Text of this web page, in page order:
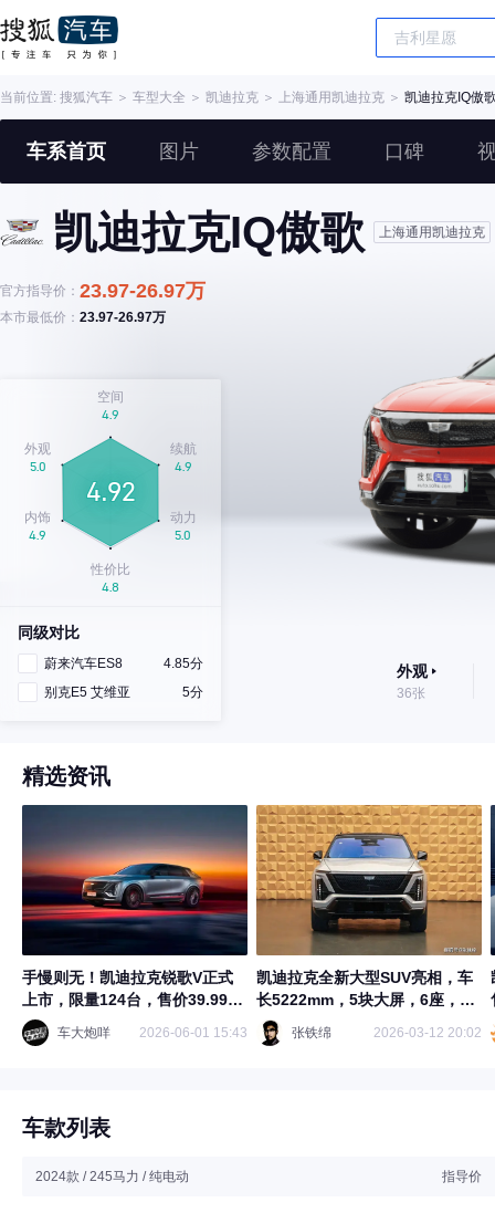
当前位置: 搜狐汽车 ＞ 车型大全 ＞ 凯迪拉克 ＞ 上海通用凯迪拉克 ＞ 凯迪拉克IQ傲
车系首页 图片 参数配置 口碑
凯迪拉克IQ傲歌 上海通用凯迪拉克
官方指导价： 23.97-26.97万
本市最低价： 23.97-26.97万
同级对比
蔚来汽车ES8
4.85分
别克E5 艾维亚
5分
外观
36张
精选资讯
手慢则无！凯迪拉克锐歌V正式
上市，限量124台，售价39.99万
元
车大炮咩 2026-06-01 15:43
凯迪拉克全新大型SUV亮相，车
长5222mm，5块大屏，6座，续
航642km
张铁绵 2026-03-12 20:02
车款列表
2024款 / 245马力 / 纯电动 指导价